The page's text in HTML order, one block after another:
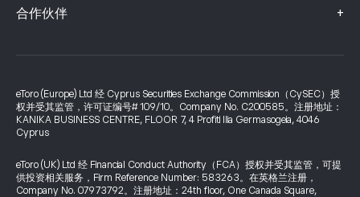
合作伙伴 +
eToro (Europe) Ltd 经 Cyprus Securities Exchange Commission（CySEC）授
权并受其监管，许可证编号# 109/10。Company No. C200585。注册地址：
KANIKA BUSINESS CENTRE, FLOOR 7, 4 Profiti Ilia Germasogeia, 4046
Cyprus
eToro (UK) Ltd 经 Financial Conduct Authority（FCA）授权并受其监管，可提
供投资相关服务，Firm Reference Number: 583263。在英格兰注册，
Company No. 07973792。注册地址：24th floor, One Canada Square,